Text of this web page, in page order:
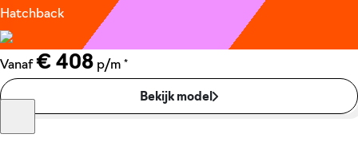
Hatchback
Vanaf € 408 p/m *
Bekijk model